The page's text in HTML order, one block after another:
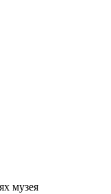
музея